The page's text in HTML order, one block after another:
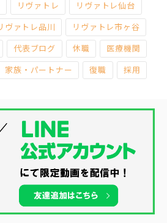
リヴァトレ リヴァトレ仙台
ヴァトレ品川 リヴァトレ市ヶ谷
代表ブログ 休職 医療機関
家族・パートナー 復職 採用